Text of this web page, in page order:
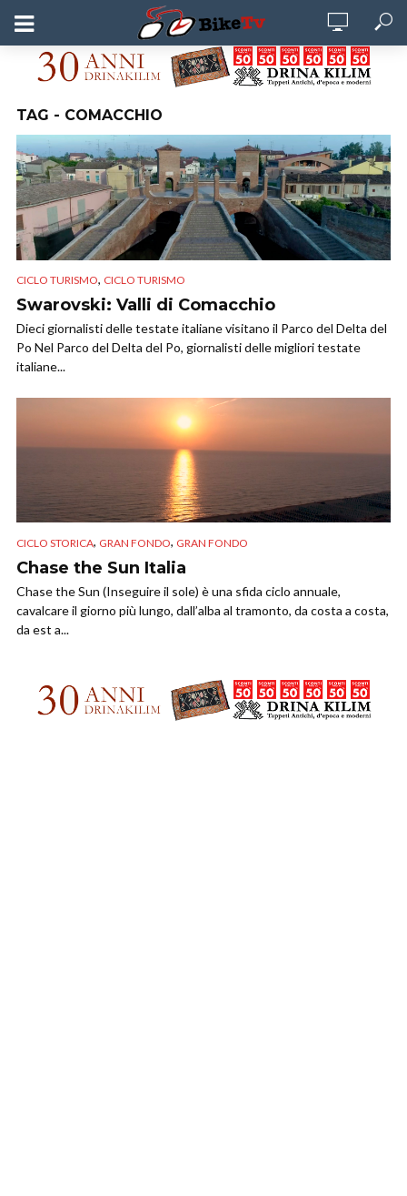
TAG - COMACCHIO
CICLO TURISMO, CICLO TURISMO
Swarovski: Valli di Comacchio
Dieci giornalisti delle testate italiane visitano il Parco del Delta del
Po Nel Parco del Delta del Po, giornalisti delle migliori testate
italiane...
CICLO STORICA, GRAN FONDO, GRAN FONDO
Chase the Sun Italia
Chase the Sun (Inseguire il sole) è una sfida ciclo annuale,
cavalcare il giorno più lungo, dall’alba al tramonto, da costa a costa,
da est a...